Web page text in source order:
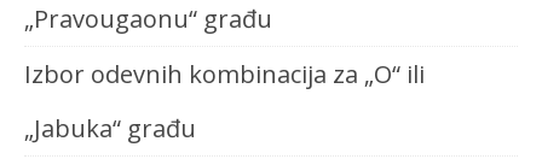
„Pravougaonu“ građu
Izbor odevnih kombinacija za „O“ ili
„Jabuka“ građu